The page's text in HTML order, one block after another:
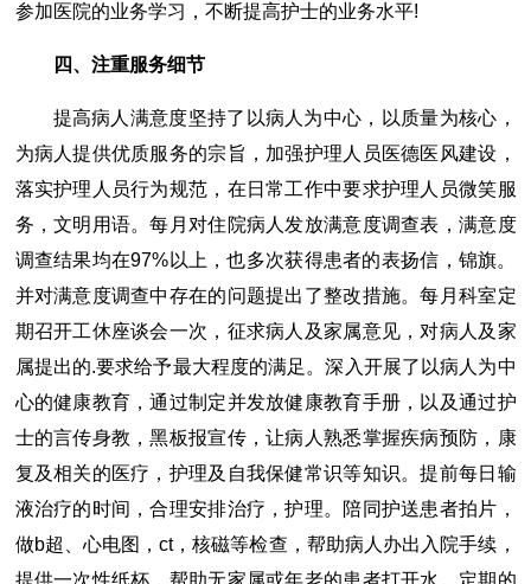
参加医院的业务学习，不断提高护士的业务水平!
四、注重服务细节
提高病人满意度坚持了以病人为中心，以质量为核心，
为病人提供优质服务的宗旨，加强护理人员医德医风建设，
落实护理人员行为规范，在日常工作中要求护理人员微笑服
务，文明用语。每月对住院病人发放满意度调查表，满意度
调查结果均在97%以上，也多次获得患者的表扬信，锦旗。
并对满意度调查中存在的问题提出了整改措施。每月科室定
期召开工休座谈会一次，征求病人及家属意见，对病人及家
属提出的.要求给予最大程度的满足。深入开展了以病人为中
心的健康教育，通过制定并发放健康教育手册，以及通过护
士的言传身教，黑板报宣传，让病人熟悉掌握疾病预防，康
复及相关的医疗，护理及自我保健常识等知识。提前每日输
液治疗的时间，合理安排治疗，护理。陪同护送患者拍片，
做b超、心电图，ct，核磁等检查，帮助病人办出入院手续，
提供一次性纸杯，帮助无家属或年老的患者打开水。定期的